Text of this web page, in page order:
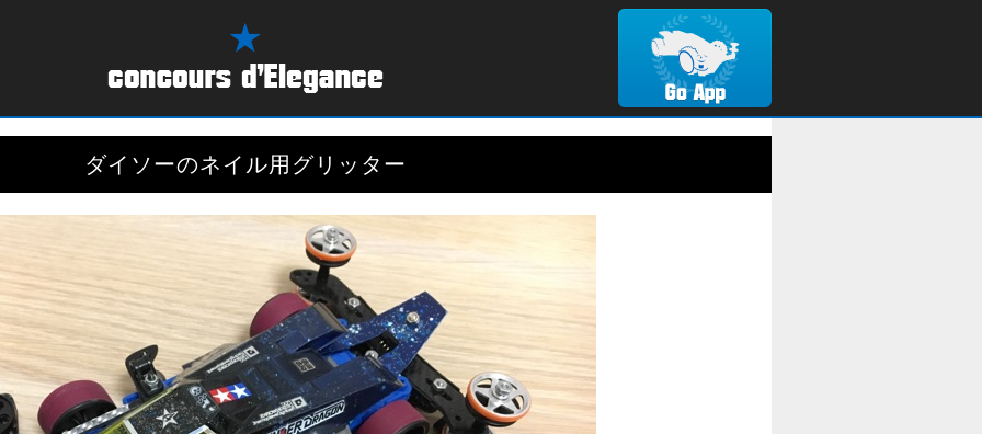
ダイソーのネイル用グリッター